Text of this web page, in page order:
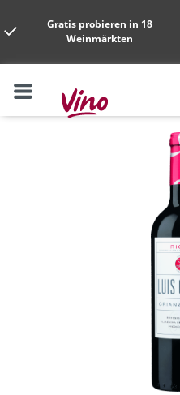
Gratis probieren in 18
Weinmärkten
Bildergalerie überspringen